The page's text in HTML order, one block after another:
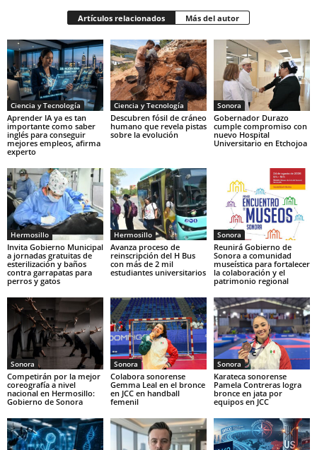
Artículos relacionados Más del autor
Ciencia y Tecnología
Aprender IA ya es tan
importante como saber
inglés para conseguir
mejores empleos, afirma
experto
Ciencia y Tecnología
Descubren fósil de cráneo
humano que revela pistas
sobre la evolución
Sonora
Gobernador Durazo
cumple compromiso con
nuevo Hospital
Universitario en Etchojoa
Hermosillo
Invita Gobierno Municipal
a jornadas gratuitas de
esterilización y baños
contra garrapatas para
perros y gatos
Hermosillo
Avanza proceso de
reinscripción del H Bus
con más de 2 mil
estudiantes universitarios
Sonora
Reunirá Gobierno de
Sonora a comunidad
museística para fortalecer
la colaboración y el
patrimonio regional
Sonora
Competirán por la mejor
coreografía a nivel
nacional en Hermosillo:
Gobierno de Sonora
Sonora
Colabora sonorense
Gemma Leal en el bronce
en JCC en handball
femenil
Sonora
Karateca sonorense
Pamela Contreras logra
bronce en jata por
equipos en JCC